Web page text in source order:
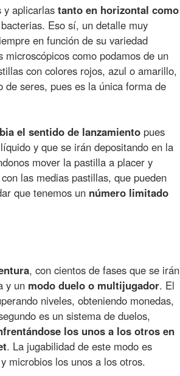
y aplicarlas tanto en horizontal como
Eso sí, un detalle muy
en función de su variedad
como podamos de un
con colores rojos, azul o amarillo,
seres, pues es la única forma de
el sentido de lanzamiento pues
y que se irán depositando en la
mover la pastilla a placer y
las medias pastillas, que pueden
que tenemos un número limitado
, con cientos de fases que se irán
y un modo duelo o multijugador. El
niveles, obteniendo monedas,
es un sistema de duelos,
los unos a los otros en
. La jugabilidad de este modo es
microbios los unos a los otros.